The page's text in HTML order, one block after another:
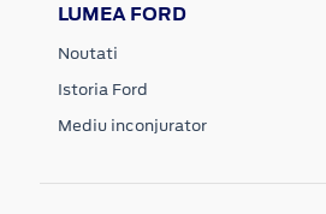
LUMEA FORD
Noutati
Istoria Ford
Mediu inconjurator